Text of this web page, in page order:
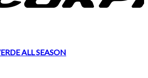
ALL SEASON